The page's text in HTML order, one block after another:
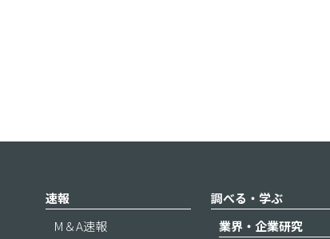
速報
M＆A速報
調べる・学ぶ
業界・企業研究